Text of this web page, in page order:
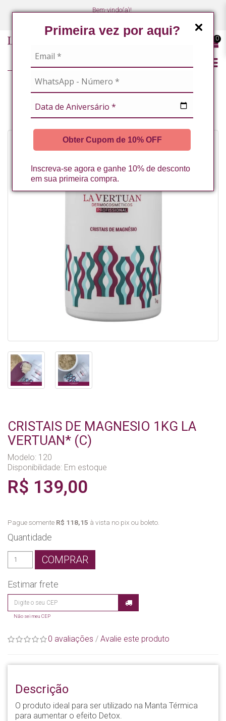
Primeira vez por aqui?
Obter Cupom de 10% OFF
Inscreva-se agora e ganhe 10% de desconto
em sua primeira compra.
Bem-vindo(a)!
0
CRISTAIS DE MAGNESIO 1KG LA
VERTUAN* (C)
Modelo: 120
Disponibilidade: Em estoque
R$ 139,00
Pague somente R$ 118,15 à vista no pix ou boleto.
Quantidade
COMPRAR
Estimar frete
Não sei meu CEP
0 avaliações / Avalie este produto
Descrição
O produto ideal para ser utilizado na Manta Térmica
para aumentar o efeito Detox.